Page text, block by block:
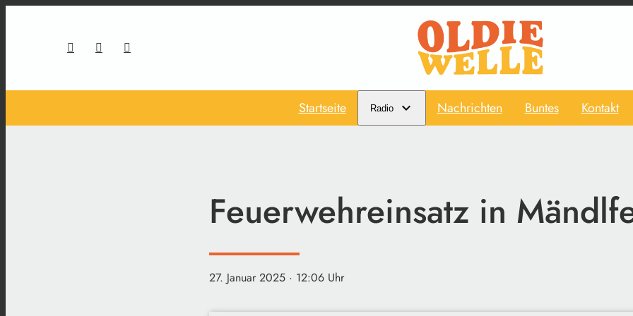
Startseite Radio Nachrichten Buntes Kontakt
Feuerwehreinsatz in
27. Januar 2025 · 12:06 Uhr